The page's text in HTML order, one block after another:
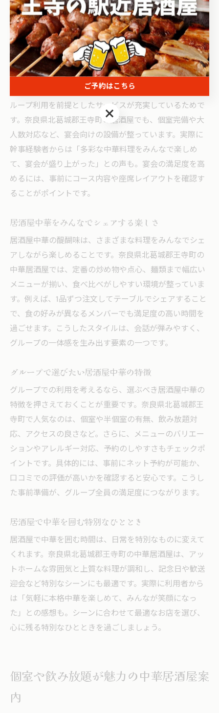
集まりにぴったりで、食事そのものがコミュニケーショ
ンの場となります。
中華居酒屋は宴会利用にも最適
中華居酒屋は宴会やパーティー利用に非常に適していま
す。その理由は、コース料理や飲み放題プランなど、グ
ループ利用を前提としたサービスが充実しているためで
す。奈良県北葛城郡王寺町の居酒屋でも、個室完備や大
人数対応など、宴会向けの設備が整っています。実際に
幹事経験者からは「多彩な中華料理をみんなで楽しめ
て、宴会が盛り上がった」との声も。宴会の満足度を高
めるには、事前にコース内容や座席レイアウトを確認す
ることがポイントです。
居酒屋中華をみんなでシェアする楽しさ
居酒屋中華の醍醐味は、さまざまな料理をみんなでシェ
アしながら楽しめることです。奈良県北葛城郡王寺町の
中華居酒屋では、定番の炒め物や点心、麺類まで幅広い
メニューが揃い、食べ比べがしやすい環境が整っていま
す。例えば、1品ずつ注文してテーブルでシェアすること
で、食の好みが異なるメンバーでも満足度の高い時間を
過ごせます。こうしたスタイルは、会話が弾みやすく、
グループの一体感を生み出す要素の一つです。
グループで選びたい居酒屋中華の特徴
グループでの利用を考えるなら、選ぶべき居酒屋中華の
特徴を押さえておくことが重要です。奈良県北葛城郡王
寺町で人気なのは、個室や半個室の有無、飲み放題対
応、アクセスの良さなど。さらに、メニューのバリエー
ションやアレルギー対応、予約のしやすさもチェックポ
イントです。具体的には、事前にネット予約が可能か、
口コミでの評価が高いかを確認すると安心です。こうし
た事前準備が、グループ全員の満足度につながります。
居酒屋で中華を囲む特別なひととき
居酒屋で中華を囲む時間は、日常を特別なものに変えて
くれます。奈良県北葛城郡王寺町の中華居酒屋は、アッ
トホームな雰囲気と上質な料理が調和し、記念日や歓送
迎会など特別なシーンにも最適です。実際に利用者から
は「気軽に本格中華を楽しめて、みんなが笑顔になっ
た」との感想も。シーンに合わせて最適なお店を選び、
心に残る特別なひとときを過ごしましょう。
個室や飲み放題が魅力の中華居酒屋案
内
ご予約はこちら
ご予約はこちら